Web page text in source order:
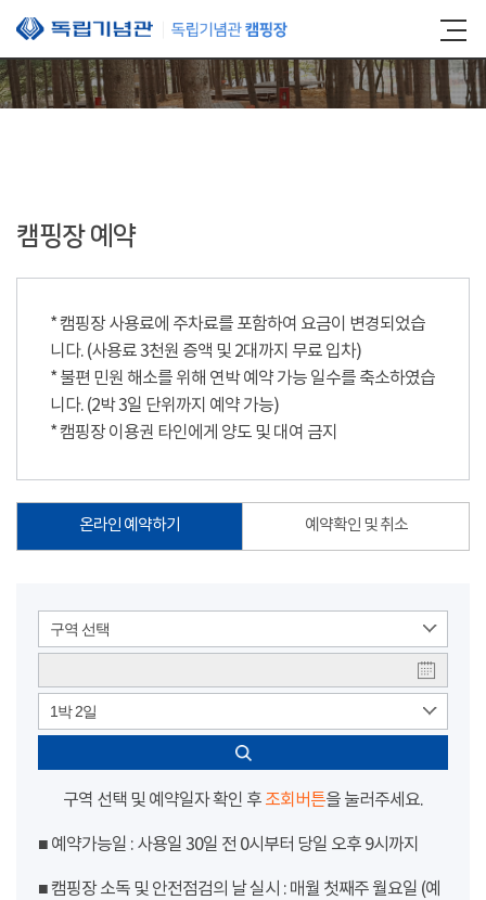
본문 바로가기
캠핑장 예약
* 캠핑장 사용료에 주차료를 포함하여 요금이 변경되었습
니다. (사용료 3천원 증액 및 2대까지 무료 입차)
* 불편 민원 해소를 위해 연박 예약 가능 일수를 축소하였습
니다. (2박 3일 단위까지 예약 가능)
* 캠핑장 이용권 타인에게 양도 및 대여 금지
온라인 예약하기 예약확인 및 취소
구역 선택
1박 2일
구역 선택 및 예약일자 확인 후 조회버튼을 눌러주세요.
■ 예약가능일 : 사용일 30일 전 0시부터 당일 오후 9시까지
■ 캠핑장 소독 및 안전점검의 날 실시 : 매월 첫째주 월요일 (예